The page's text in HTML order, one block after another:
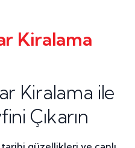
Kiralama
Kiralama ile
Çıkarın